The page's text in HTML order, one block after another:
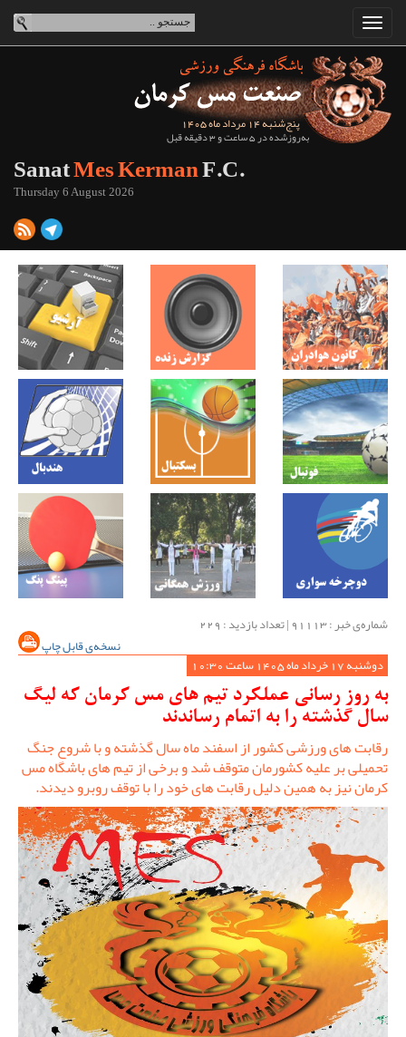
پنج‌شنبه 14 مرداد ماه 1405
به‌روزشده در 5 ساعت و 3 دقیقه قبل
SanatMes KermanF.C.
Thursday 6 August 2026
شماره‌ی خبر : ‌91113 | تعداد بازدید : 229
نسخه‌ی قابل چاپ
دوشنبه 17 خرداد ماه 1405 ساعت 10:30
به روز رسانی عملکرد تیم های مس کرمان که لیگ
سال گذشته را به اتمام رساندند
رقابت های ورزشی کشور از اسفند ماه سال گذشته و با شروع جنگ
تحمیلی بر علیه کشورمان متوقف شد و برخی از تیم های باشگاه مس
کرمان نیز به همین دلیل رقابت های خود را با توقف روبرو دیدند.